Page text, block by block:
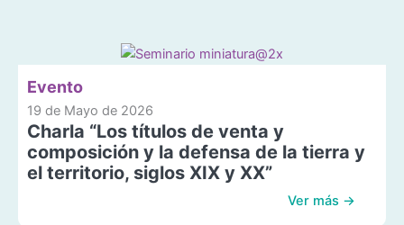
Evento
19 de Mayo de 2026
Charla “Los títulos de venta y
composición y la defensa de la tierra y
el territorio, siglos XIX y XX”
Ver más →